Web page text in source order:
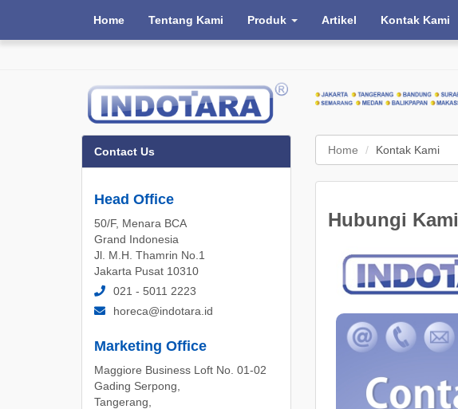
Home Tentang Kami Produk Artikel Kontak Kami
Home Kontak Kami
Hubungi Kami
Contact Us
Head Office
50/F, Menara BCA
Grand Indonesia
Jl. M.H. Thamrin No.1
Jakarta Pusat 10310
021 - 5011 2223
horeca@indotara.id
Marketing Office
Maggiore Business Loft No. 01-02
Gading Serpong,
Tangerang,